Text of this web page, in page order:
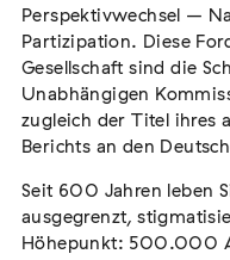
Der Weg der Sinti
02. August 2026 - 16.
Perspektivwechsel –
Partizipation. Diese
Gesellschaft sind die
Unabhängigen
zugleich der Titel
Berichts an den
Seit 600 Jahren leben
ausgegrenzt,
Höhepunkt: 500.000